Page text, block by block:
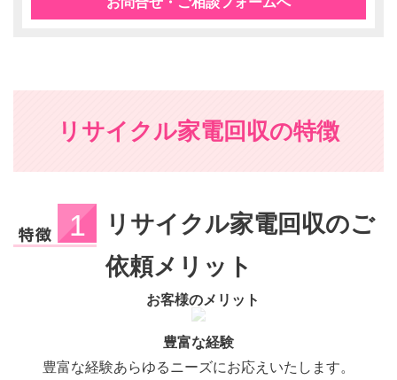
リサイクル家電回収の特徴
リサイクル家電回収のご
依頼メリット
お客様のメリット
豊富な経験
豊富な経験あらゆるニーズにお応えいたします。